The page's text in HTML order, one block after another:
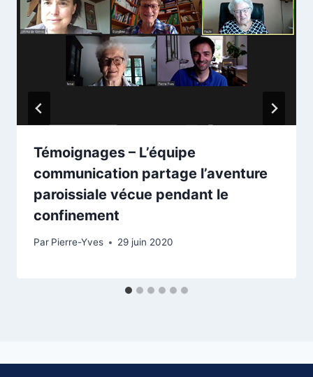
Témoignages – L’équipe
communication partage l’aventure
paroissiale vécue pendant le
confinement
Par Pierre-Yves 29 juin 2020